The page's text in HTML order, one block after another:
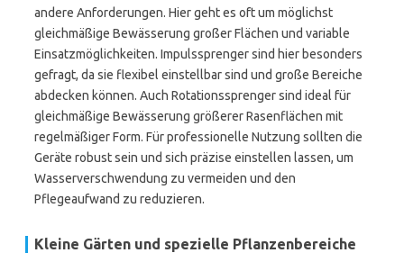
andere Anforderungen. Hier geht es oft um möglichst
gleichmäßige Bewässerung großer Flächen und variable
Einsatzmöglichkeiten. Impulssprenger sind hier besonders
gefragt, da sie flexibel einstellbar sind und große Bereiche
abdecken können. Auch Rotationssprenger sind ideal für
gleichmäßige Bewässerung größerer Rasenflächen mit
regelmäßiger Form. Für professionelle Nutzung sollten die
Geräte robust sein und sich präzise einstellen lassen, um
Wasserverschwendung zu vermeiden und den
Pflegeaufwand zu reduzieren.
Kleine Gärten und spezielle Pflanzenbereiche